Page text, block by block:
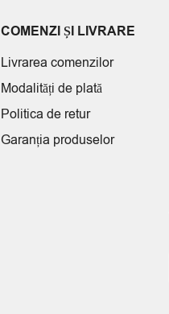
COMENZI ȘI LIVRARE
Livrarea comenzilor
Modalități de plată
Politica de retur
Garanția produselor